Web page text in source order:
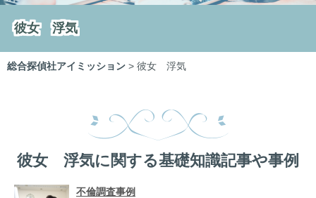
彼女 浮気
総合探偵社アイミッション > 彼女 浮気
彼女 浮気に関する基礎知識記事や事例
不倫調査事例